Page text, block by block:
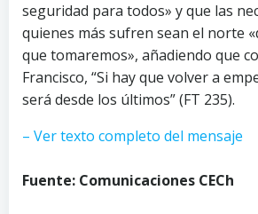
seguridad para todos» y que las
quienes más sufren sean el norte
que tomaremos», añadiendo que
Francisco, “Si hay que volver a
será desde los últimos” (FT 235).
– Ver texto completo del mensaje
Fuente: Comunicaciones CECh